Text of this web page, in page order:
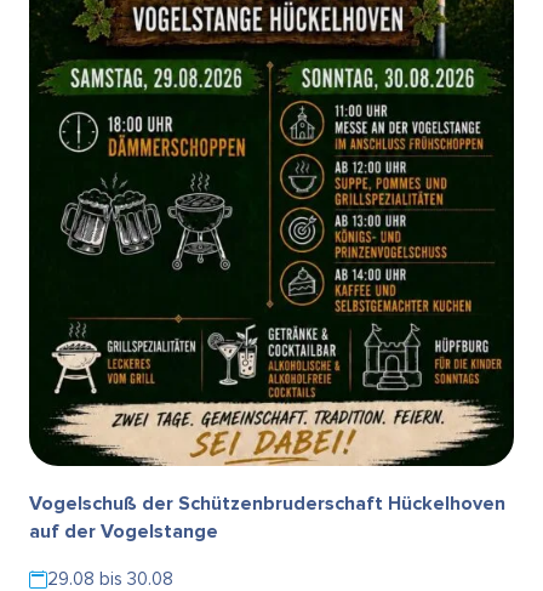
Vogelschuß der Schützenbruderschaft Hückelhoven
auf der Vogelstange
29.08 bis 30.08